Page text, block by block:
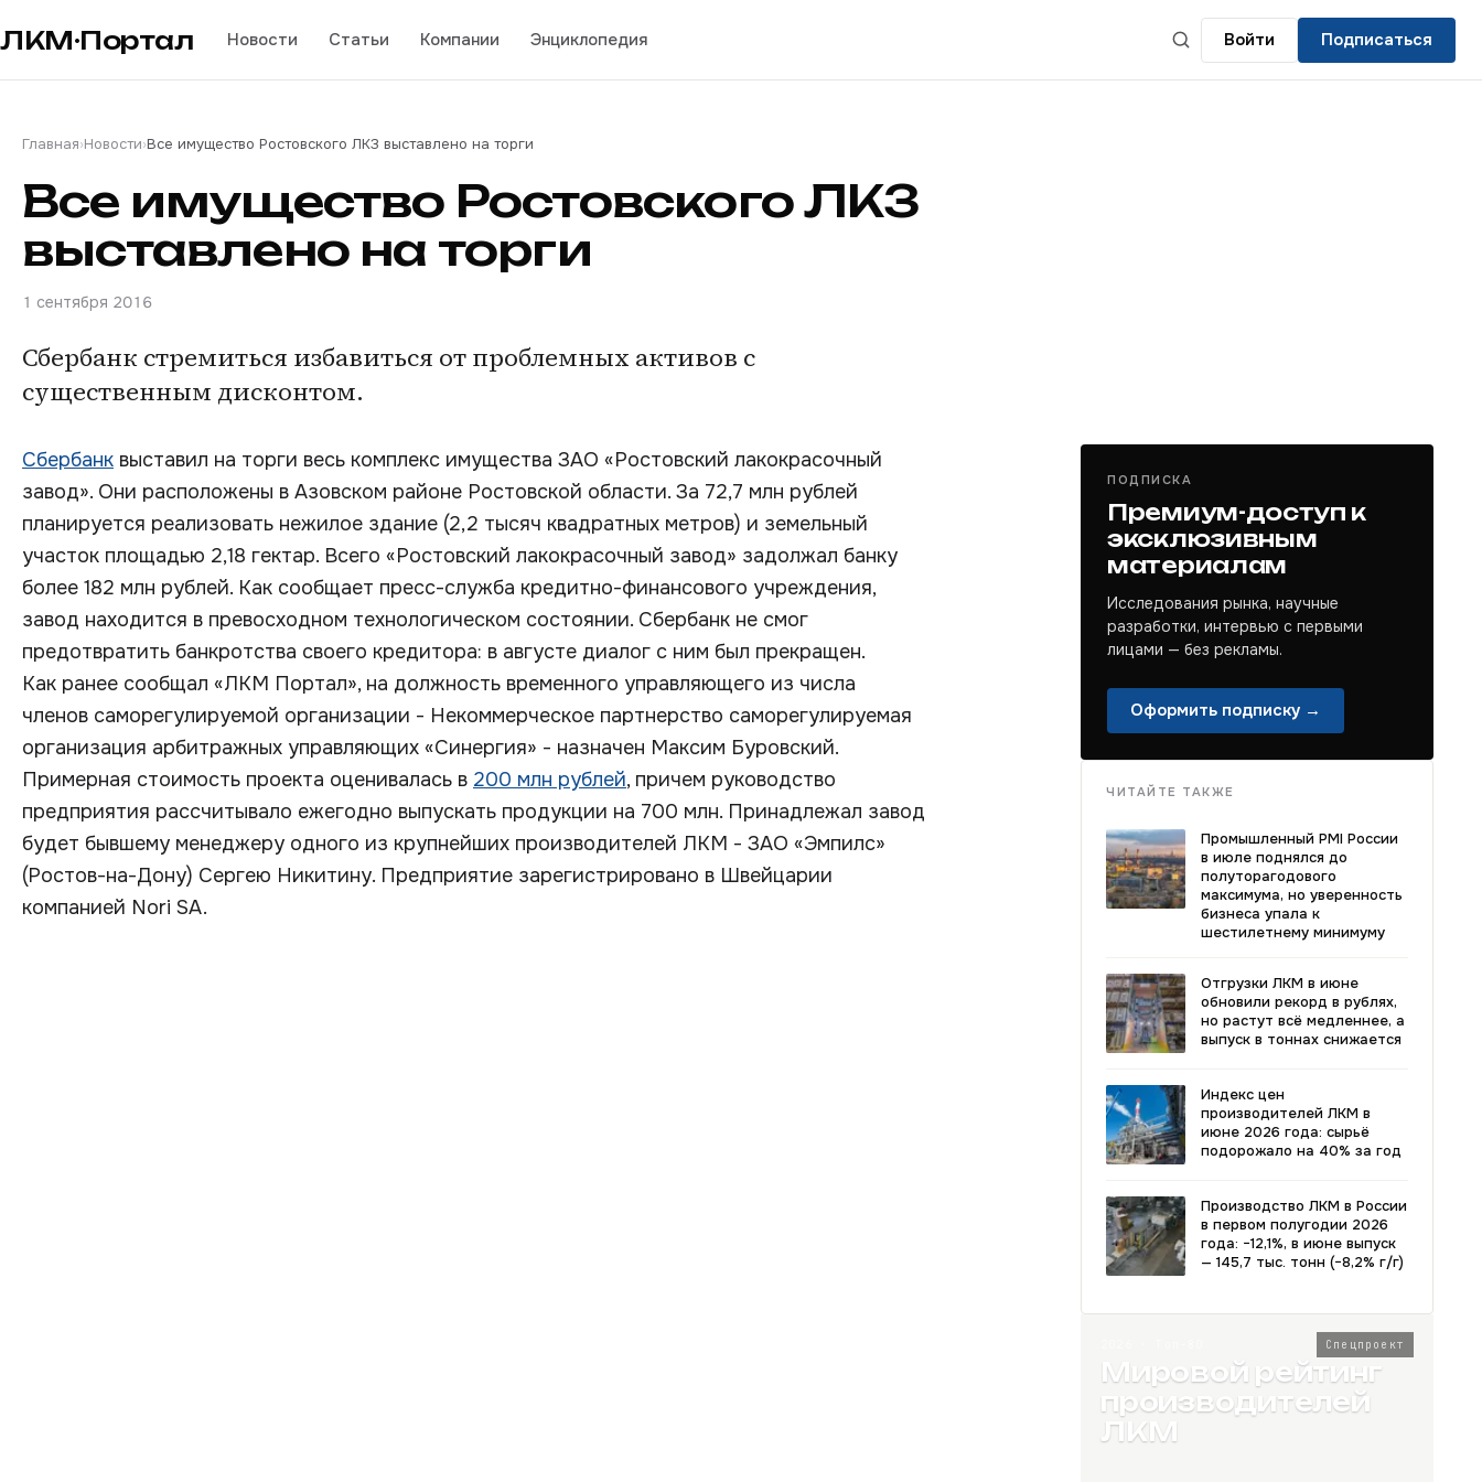
ЛКМ·Портал Новости Статьи Компании Энциклопедия Войти Подписаться
Главная›Новости›Все имущество Ростовского ЛКЗ выставлено на торги
Все имущество Ростовского ЛКЗ
выставлено на торги
1 сентября 2016
Сбербанк стремиться избавиться от проблемных активов с
существенным дисконтом.
Сбербанк выставил на торги весь комплекс имущества ЗАО «Ростовский лакокрасочный
завод». Они расположены в Азовском районе Ростовской области. За 72,7 млн рублей
планируется реализовать нежилое здание (2,2 тысяч квадратных метров) и земельный
участок площадью 2,18 гектар. Всего «Ростовский лакокрасочный завод» задолжал банку
более 182 млн рублей. Как сообщает пресс-служба кредитно-финансового учреждения,
завод находится в превосходном технологическом состоянии. Сбербанк не смог
предотвратить банкротства своего кредитора: в августе диалог с ним был прекращен.
Как ранее сообщал «ЛКМ Портал», на должность временного управляющего из числа
членов саморегулируемой организации - Некоммерческое партнерство саморегулируемая
организация арбитражных управляющих «Синергия» - назначен Максим Буровский.
Примерная стоимость проекта оценивалась в 200 млн рублей, причем руководство
предприятия рассчитывало ежегодно выпускать продукции на 700 млн. Принадлежал завод
будет бывшему менеджеру одного из крупнейших производителей ЛКМ - ЗАО «Эмпилс»
(Ростов-на-Дону) Cергею Никитину. Предприятие зарегистрировано в Швейцарии
компанией Nori SA.
ПОДПИСКА
Премиум-доступ к
эксклюзивным
материалам
Исследования рынка, научные
разработки, интервью с первыми
лицами — без рекламы.
Оформить подписку →
ЧИТАЙТЕ ТАКЖЕ
Промышленный PMI России
в июле поднялся до
полуторагодового
максимума, но уверенность
бизнеса упала к
шестилетнему минимуму
Отгрузки ЛКМ в июне
обновили рекорд в рублях,
но растут всё медленнее, а
выпуск в тоннах снижается
Индекс цен
производителей ЛКМ в
июне 2026 года: сырьё
подорожало на 40% за год
Производство ЛКМ в России
в первом полугодии 2026
года: −12,1%, в июне выпуск
— 145,7 тыс. тонн (−8,2% г/г)
Спецпроект
Мировой рейтинг
производителей
ЛКМ